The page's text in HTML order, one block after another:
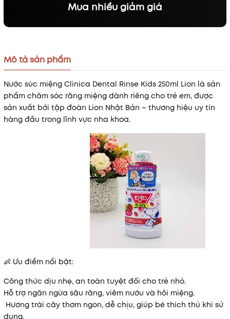
Mua nhiều giảm giá
Mô tả sản phẩm
Nước súc miệng Clinica Dental Rinse Kids 250ml Lion là sản
phẩm chăm sóc răng miệng dành riêng cho trẻ em, được
sản xuất bởi tập đoàn Lion Nhật Bản – thương hiệu uy tín
hàng đầu trong lĩnh vực nha khoa.
👶 Ưu điểm nổi bật:
Công thức dịu nhẹ, an toàn tuyệt đối cho trẻ nhỏ.
Hỗ trợ ngăn ngừa sâu răng, viêm nướu và hôi miệng.
Hương trái cây thơm ngon, dễ chịu, giúp bé thích thú khi sử
dụng.